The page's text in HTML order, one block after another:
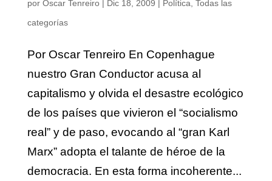
por Oscar Tenreiro| Dic 18, 2009 | Política Todas las
categorías
Por Oscar Tenreiro En Copenhague
nuestro Gran Conductor acusa al
capitalismo y olvida el desastre ecológico
de los países que vivieron el “socialismo
real” y de paso, evocando al “gran Karl
Marx” adopta el talante de héroe de la
democracia. En esta forma incoherente...